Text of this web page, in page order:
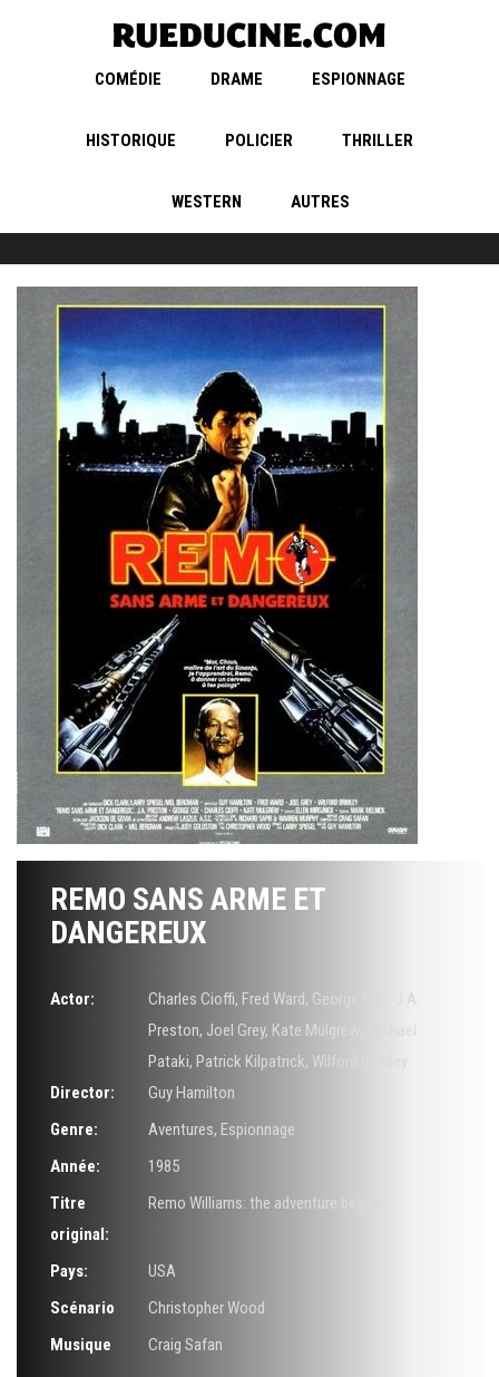
COMÉDIE DRAME ESPIONNAGE
HISTORIQUE POLICIER THRILLER
WESTERN AUTRES
REMO SANS ARME ET
DANGEREUX
Actor: Charles Cioffi, Fred Ward, George Coe
Preston, Joel Grey, Kate Mulgrew
Pataki, Patrick Kilpatrick, Wilford Brimley
Director:
Guy Hamilton
Genre:
Aventures, Espionnage
Année:
1985
Titre
original:
Remo Williams: the adventure begins
Pays:
USA
Scénario
Christopher Wood
Musique
Craig Safan